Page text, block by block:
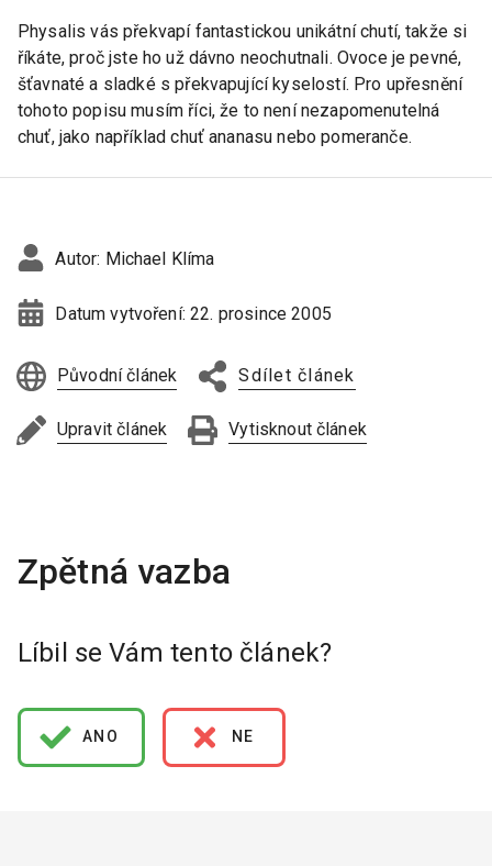
Physalis vás překvapí fantastickou unikátní chutí, takže si
říkáte, proč jste ho už dávno neochutnali. Ovoce je pevné,
šťavnaté a sladké s překvapující kyselostí. Pro upřesnění
tohoto popisu musím říci, že to není nezapomenutelná
chuť, jako například chuť ananasu nebo pomeranče.
Autor: Michael Klíma
Datum vytvoření:22. prosince 2005
Původní článek Sdílet článek
Upravit článek Vytisknout článek
Líbil se Vám tento článek?
ANO NE